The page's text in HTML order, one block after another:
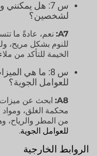
س 7: هل
لشخصين؟
A7: نعم، عادةً ما
للنوم بشكل مريح،
الخيمة للتأكد من
س 8: ما هي
للعوامل الجوية؟
A8: ابحث عن
محكمة الغلق،
من المطر والرياح،
للعوامل الجوية.
الروابط الخارجية